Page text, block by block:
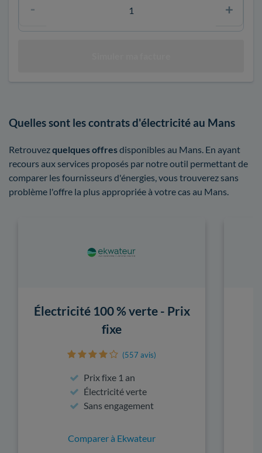
Quelles sont les contrats d'électricité au Mans
Retrouvezquelques offresdisponibles au Mans. En ayant
recours aux services proposés par notre outil permettant de
comparer les fournisseurs d'énergies, vous trouverez sans
problème l'offre la plus appropriée à votre cas au Mans.
Électricité 100 % verte - Prix
fixe
(557 avis)
Prix fixe 1 an
Électricité verte
Sans engagement
Comparer à Ekwateur